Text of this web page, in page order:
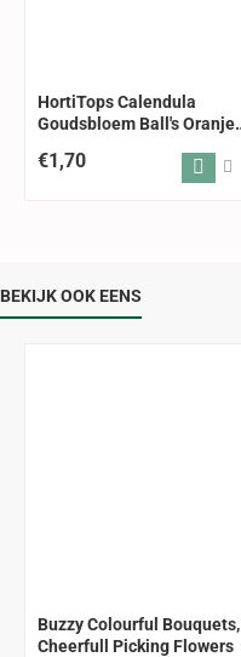
HortiTops Calendula
Goudsbloem Ball's Oranje
€1,70
BEKIJK OOK EENS
Buzzy Colourful Bouquets,
Cheerfull Picking Flowers